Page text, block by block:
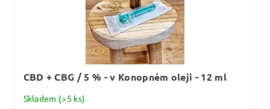
CBD + CBG / 5 % - v Konopném oleji - 12 ml
Skladem (>5 ks)